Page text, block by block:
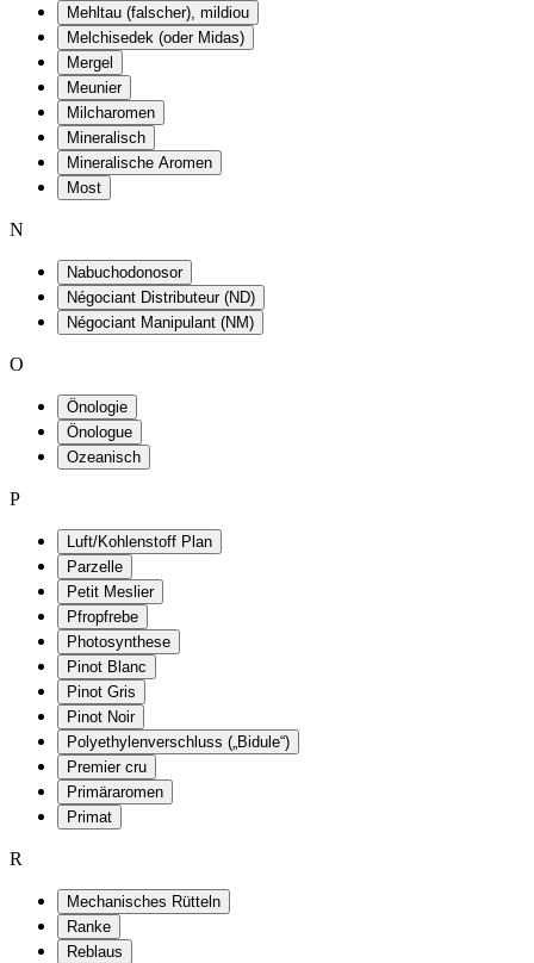
Mehltau (falscher), mildiou
Melchisedek (oder Midas)
Mergel
Meunier
Milcharomen
Mineralisch
Mineralische Aromen
Most
N
Nabuchodonosor
Négociant Distributeur (ND)
Négociant Manipulant (NM)
O
Önologie
Önologue
Ozeanisch
P
Luft/Kohlenstoff Plan
Parzelle
Petit Meslier
Pfropfrebe
Photosynthese
Pinot Blanc
Pinot Gris
Pinot Noir
Polyethylenverschluss („Bidule“)
Premier cru
Primäraromen
Primat
R
Mechanisches Rütteln
Ranke
Reblaus